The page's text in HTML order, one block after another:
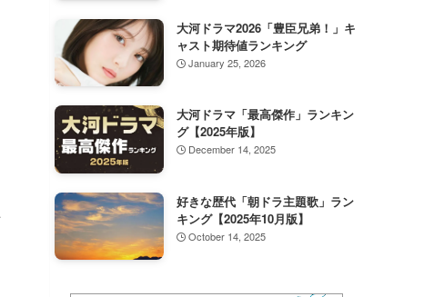
大河ドラマ2026「豊臣兄弟！」キ
ャスト期待値ランキング
January 25, 2026
大河ドラマ「最高傑作」ランキン
グ【2025年版】
December 14, 2025
好きな歴代「朝ドラ主題歌」ラン
キング【2025年10月版】
October 14, 2025